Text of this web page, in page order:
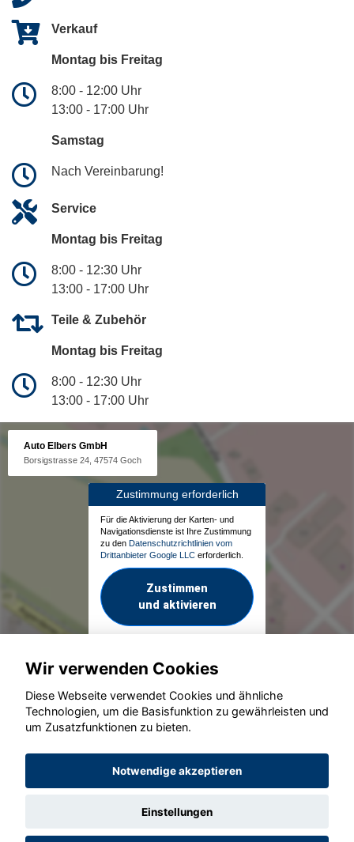
Verkauf
Montag bis Freitag
8:00 - 12:00 Uhr
13:00 - 17:00 Uhr
Samstag
Nach Vereinbarung!
Service
Montag bis Freitag
8:00 - 12:30 Uhr
13:00 - 17:00 Uhr
Teile & Zubehör
Montag bis Freitag
8:00 - 12:30 Uhr
13:00 - 17:00 Uhr
Auto Elbers GmbH
Borsigstrasse 24, 47574 Goch
Zustimmung erforderlich
Für die Aktivierung der Karten- und
Navigationsdienste ist Ihre Zustimmung
zu den Datenschutzrichtlinien vom
Drittanbieter Google LLC erforderlich.
Zustimmen
und aktivieren
© konjunkturmotor.de GmbH 2020 - 2026
Wir verwenden Cookies
Diese Webseite verwendet Cookies und ähnliche
Technologien, um die Basisfunktion zu gewährleisten und
um Zusatzfunktionen zu bieten.
Notwendige akzeptieren
Einstellungen